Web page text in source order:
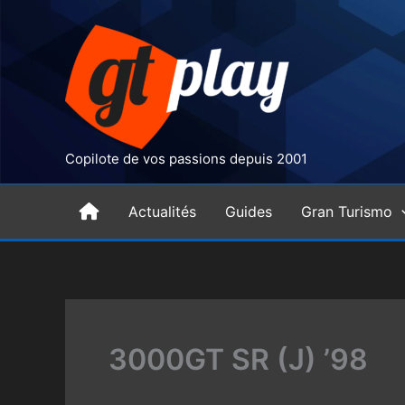
Copilote de vos passions depuis 2001
H Actualités Guides Gran Turismo
3000GT SR (J) ’98